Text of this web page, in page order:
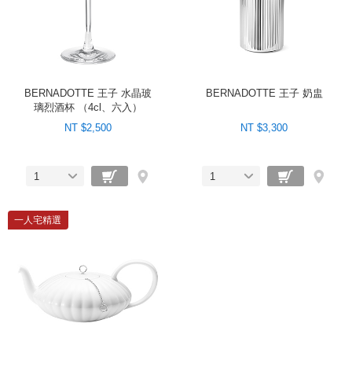
BERNADOTTE 王子 水晶玻
璃烈酒杯 （4cl、六入）
NT $2,500
1
BERNADOTTE 王子 奶盅
NT $3,300
1
一人宅精選